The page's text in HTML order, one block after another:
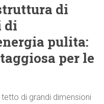
di
di
pulita:
per le
di grandi dimensioni